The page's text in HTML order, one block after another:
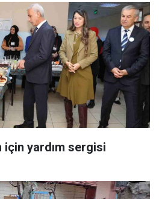
için yardım sergisi